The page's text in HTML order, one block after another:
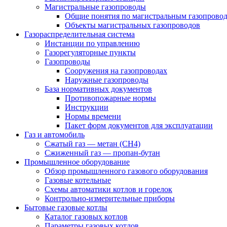
Магистральные газопроводы
Общие понятия по магистральным
Объекты магистральных газопроводов
Газораспределительная система
Инстанции по управлению
Газорегуляторные пункты
Газопроводы
Сооружения на газопроводах
Наружные газопроводы
База нормативных документов
Противопожарные нормы
Инструкции
Нормы времени
Пакет форм документов для эксплуатации
Газ и автомобиль
Сжатый газ — метан (CH4)
Сжиженный газ — пропан-бутан
Промышленное оборудование
Обзор промышленного газового оборудования
Газовые котельные
Схемы автоматики котлов и горелок
Контрольно-измерительные приборы
Бытовые газовые котлы
Каталог газовых котлов